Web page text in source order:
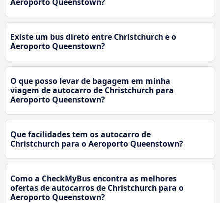
Existe um bus direto entre Christchurch e o
Aeroporto Queenstown?
O que posso levar de bagagem em minha
viagem de autocarro de Christchurch para
Aeroporto Queenstown?
Que facilidades tem os autocarro de
Christchurch para o Aeroporto Queenstown?
Como a CheckMyBus encontra as melhores
ofertas de autocarros de Christchurch para o
Aeroporto Queenstown?